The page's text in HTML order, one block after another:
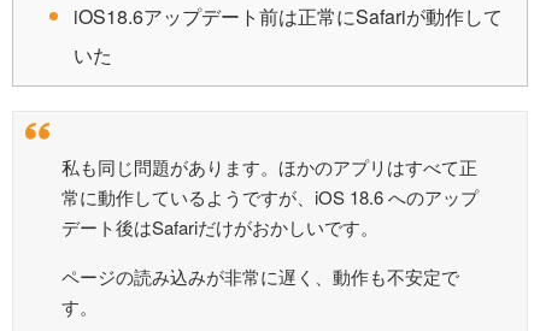
iOS18.6アップデート前は正常にSafariが動作して
いた
私も同じ問題があります。ほかのアプリはすべて正
常に動作しているようですが、iOS 18.6 へのアップ
デート後はSafariだけがおかしいです。
ページの読み込みが非常に遅く、動作も不安定で
す。